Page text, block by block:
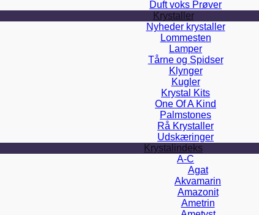
Duft voks Prøver
Krystaller
Nyheder krystaller
Lommesten
Lamper
Tårne og Spidser
Klynger
Kugler
Krystal Kits
One Of A Kind
Palmstones
Rå Krystaller
Udskæringer
Krystalindeks
A-C
Agat
Akvamarin
Amazonit
Ametrin